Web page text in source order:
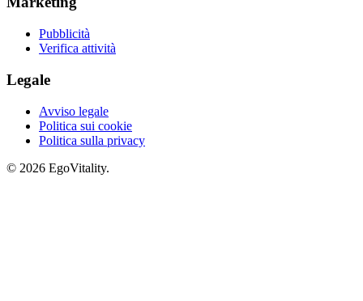
Pubblicità
Verifica attività
Legale
Avviso legale
Politica sui cookie
Politica sulla privacy
© 2026 EgoVitality.